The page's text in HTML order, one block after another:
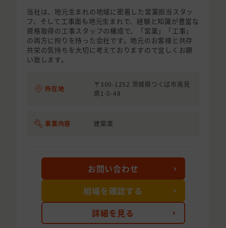
当社は、地元生まれの地域に密着した営業担当スタッ
フ、そして工事面も地元生まれで、経験と知識が豊富な
資格取得の工事スタッフの構成で、「営業」「工事」
の両方に拘りを持った会社です。地元のお客様と共存
共栄の気持ちを大切に考えておりますので宜しくお願
い致します。
所在地
〒300-1252 茨城県つくば市高見
原1-5-48
事業内容 建築業
詳細を見る
お問い合わせ
相場を確認する